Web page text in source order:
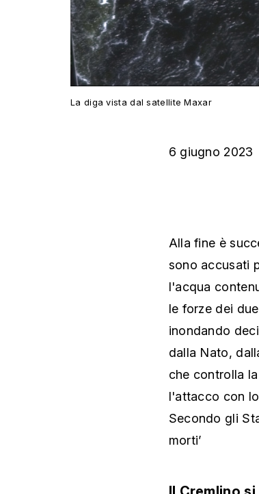
La diga vista dal satellite Maxar
6 giugno 2023
Alla fine è
sono accusati
l'acqua
le forze dei
inondando
dalla Nato,
che controlla
l'attacco con
Secondo gli
morti’